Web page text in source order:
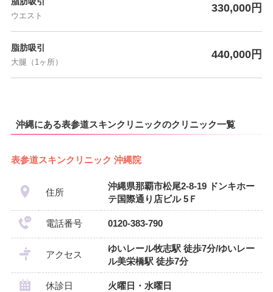
ウエスト
330,000円
脂肪吸引
大腿（1ヶ所）
440,000円
沖縄にある表参道スキンクリニックのクリニック一覧
表参道スキンクリニック 沖縄院
住所
沖縄県那覇市松尾2-8-19 ドンキホー
テ国際通り店ビル 5Ｆ
電話番号 0120-383-790
アクセス
ゆいレール牧志駅 徒歩7分/ゆいレー
ル美栄橋駅 徒歩7分
休診日 火曜日・水曜日